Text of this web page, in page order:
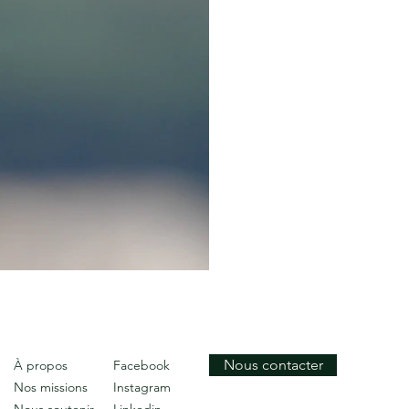
À propos
Nos missions
Facebook
Instagram
Nous contacter